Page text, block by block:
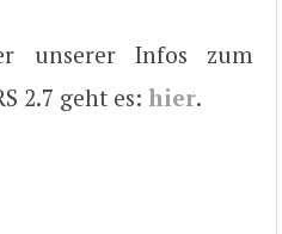
unserer Infos zum
2.7 geht es: hier.